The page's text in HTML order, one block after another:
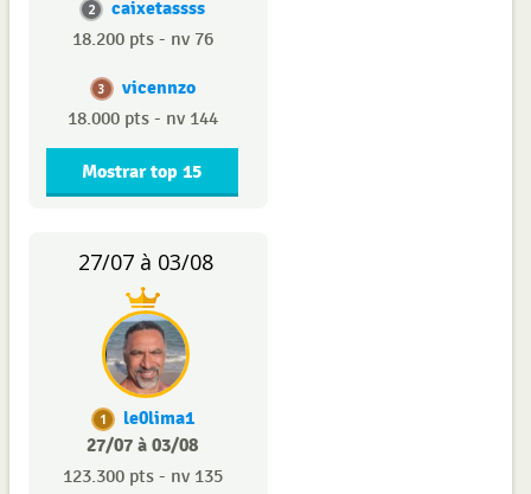
2 caixetassss
18.200 pts - nv 76
3 vicennzo
18.000 pts - nv 144
Mostrar top 15
27/07 à 03/08
1
le0lima1
27/07 à 03/08
123.300 pts - nv 135